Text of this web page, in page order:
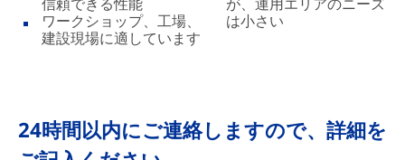
ワークショップ、工場、
建設現場に適しています
は小さい
24時間以内にご連絡しますので、詳細を